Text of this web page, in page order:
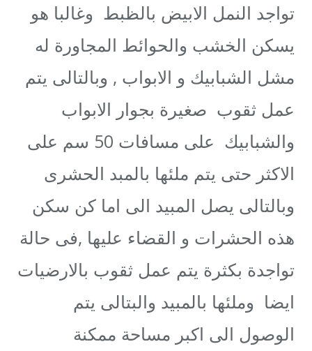
تواجد النمل الابيض بالظبط وغالبا هو
يسكن الخشب والحوائط المجاورة له
مشل الشبابيك و الابواب , وبالتالى يتم
عمل ثقوب صغيرة بجوار الابواب
والشبابيك على مسافات 50 سم على
الاكثر حتى يتم ملئها بالمبد الحشرى
وبالتالى يصل المبيد الى اما كن سكن
هذه الحشرات و القضاء عليها ,فى حالة
تواجدة بكثرة يتم عمل ثقوب بالارضيات
ايضا وملئها بالمبيد والبتالى يتم
الوصول الى اكبر مساحة ممكنة